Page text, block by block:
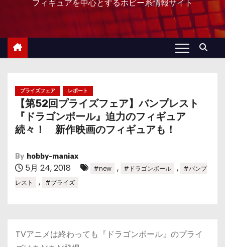
フィギュアを中心とするホビー系情報サイト
プライズフェア レポート
【第52回プライズフェア】バンプレスト
『ドラゴンボール』迫力のフィギュア
続々！ 新作映画のフィギュアも！
By hobby-maniax
5月 24, 2018 #new , #ドラゴンボール ,
#バンプ
レスト
, #プライズ
TVアニメは終わっても『ドラゴンボール』のプライ